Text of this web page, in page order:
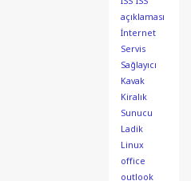
açıklaması
İnternet
Servis
Sağlayıcı
Kavak
Kiralık
Sunucu
Ladik
Linux
office
outlook